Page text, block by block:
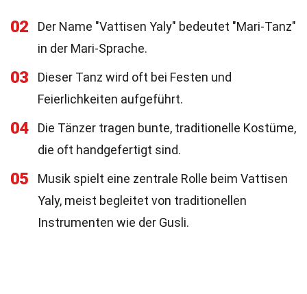
02
Der Name "Vattisen Yaly" bedeutet "Mari-Tanz"
in der Mari-Sprache.
03
Dieser Tanz wird oft bei Festen und
Feierlichkeiten aufgeführt.
04
Die Tänzer tragen bunte, traditionelle Kostüme,
die oft handgefertigt sind.
05
Musik spielt eine zentrale Rolle beim Vattisen
Yaly, meist begleitet von traditionellen
Instrumenten wie der Gusli.